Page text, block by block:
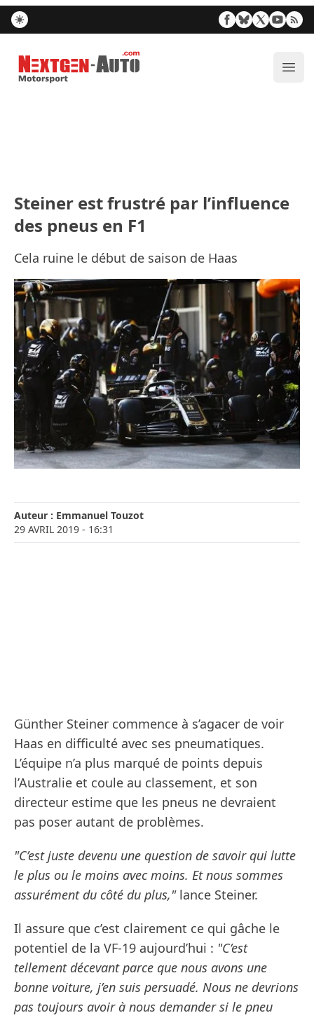
Nextgen-Auto.com
Steiner est frustré par l’influence
des pneus en F1
Cela ruine le début de saison de Haas
Auteur : Emmanuel Touzot
29 AVRIL 2019 - 16:31
Günther Steiner commence à s’agacer de voir
Haas en difficulté avec ses pneumatiques.
L’équipe n’a plus marqué de points depuis
l’Australie et coule au classement, et son
directeur estime que les pneus ne devraient
pas poser autant de problèmes.
"C’est juste devenu une question de savoir qui lutte
le plus ou le moins avec moins. Et nous sommes
assurément du côté du plus,"lance Steiner.
Il assure que c’est clairement ce qui gâche le
potentiel de la VF-19 aujourd’hui : "C’est
tellement décevant parce que nous avons une
bonne voiture, j’en suis persuadé. Nous ne devrions
pas toujours avoir à nous demander si le pneu